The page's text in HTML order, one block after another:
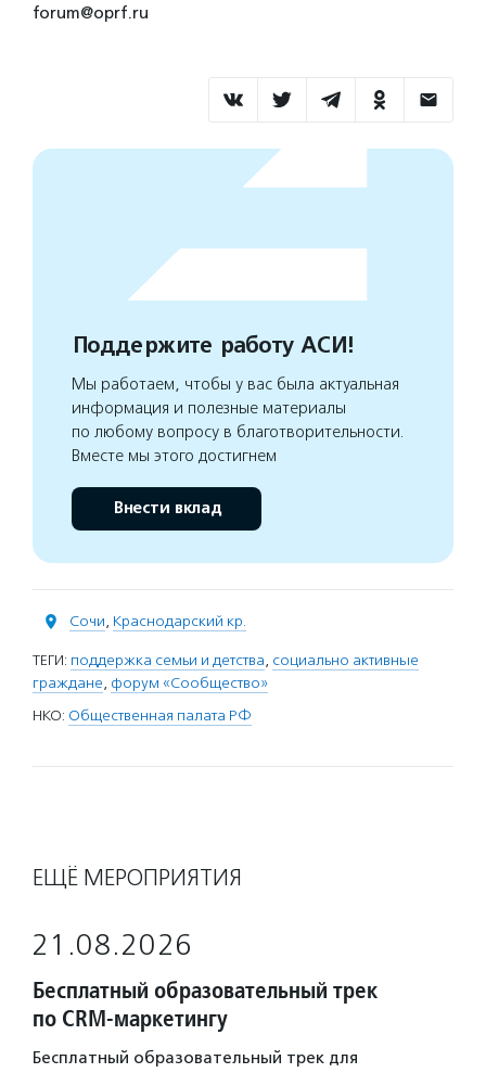
forum@oprf.ru
Поддержите работу АСИ!
Мы работаем, чтобы у вас была актуальная
информация и полезные материалы
по любому вопросу в благотворительности.
Вместе мы этого достигнем
Внести вклад
Сочи, Краснодарский кр.
ТЕГИ: поддержка семьи и детства, социально активные
граждане, форум «Сообщество»
НКО: Общественная палата РФ
ЕЩЁ МЕРОПРИЯТИЯ
21.08.2026
Бесплатный образовательный трек
по CRM-маркетингу
Бесплатный образовательный трек для